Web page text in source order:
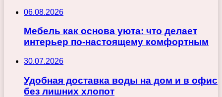
06.08.2026
Мебель как основа уюта: что делает
интерьер по-настоящему комфортным
30.07.2026
Удобная доставка воды на дом и в офис
без лишних хлопот